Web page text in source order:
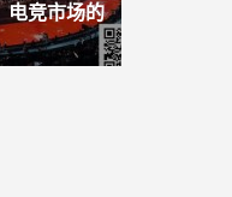
电竞市场的